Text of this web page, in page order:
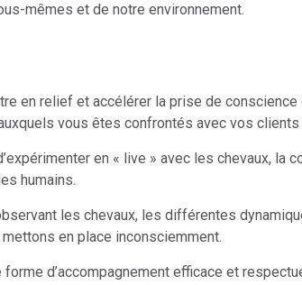
mêmes et de notre environnement.
en relief et accélérer la prise de
vous êtes confrontés avec vos clients
en « live » avec les chevaux, la
humains.
les chevaux, les différentes
en place inconsciemment.
forme d’accompagnement efficace et